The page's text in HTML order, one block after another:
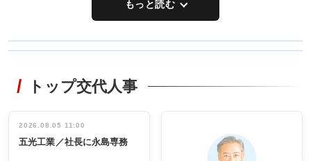
もっと読む
非鉄業界で
インタビュ
ー／社内ア
タックトレー
祝う 業界関
係者ら220人
出席
トップ交代人事
2026.08.05 11:00
五光工業／社長に永島専務